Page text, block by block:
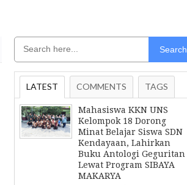
Search
LATEST COMMENTS TAGS
Mahasiswa KKN UNS
Kelompok 18 Dorong
Minat Belajar Siswa SDN
Kendayaan, Lahirkan
Buku Antologi Geguritan
Lewat Program SIBAYA
MAKARYA